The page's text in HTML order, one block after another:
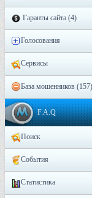
Гаранты сайта (4)
Голосования
Сервисы
База мошенников (157)
F.A.Q
Пoиcк
События
Cтaтиcтикa